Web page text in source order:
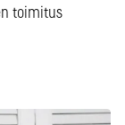
toimitus